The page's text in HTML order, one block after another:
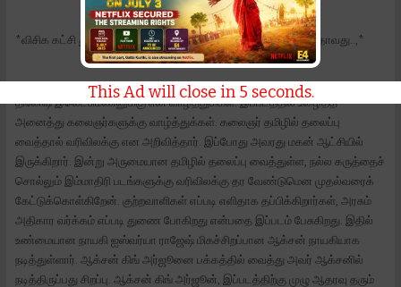
*விசிக கட்சி துணை பொதுச் செயலாளர் திரு வன்னியரசு பேசியதாவது..,*
தினேஷ் இலெட்சுமணனுக்கு என் வாழ்த்துக்கள். இப்படத்தில் உழைத்த
அனைத்து கலைஞர்களுக்கு வாழ்த்துக்கள். கலைஞர் தமிழில் தலைப்பு
வைத்தால் வரிவிலக்கு என அறிவித்தார். இப்போது அவரது மகன் ஆட்சியில்
இருக்கிறார். இன்று அருமையான தமிழில் தலைப்பு வைத்துள்ள, நல்ல கருத்தைச்
சொல்லும் இம்மாதிரி படங்களுக்கு வரிவிலக்கு தர வேண்டுமென முதல்வரைக்
கேட்டுக்கொள்கிறேன். குற்றவாளிகள் எப்படி எளிதாக தப்பிக்கிறார்கள், அரசும்
அதிகார வர்க்கம் எப்படி துணை போகிறது என்பதை இப்படம் பேசுகிறது. இதில்
உண்மையான நாயகி ஐஸ்வர்யா ராஜேஷ் மிகச்சிறப்பான ஆக்சன் நாயகியாக
நடித்துள்ளார். ஆக்சன் கிங் அர்ஜூனை பக்கத்தில் வைத்து அவர் ஆக்சனில்
நடித்திருப்பது சிறப்பு. ஆக்சன் கிங் அர்ஜூன், இப்படத்திற்கு முழு ஆதரவு தரும்
This Ad will close in 3 seconds.